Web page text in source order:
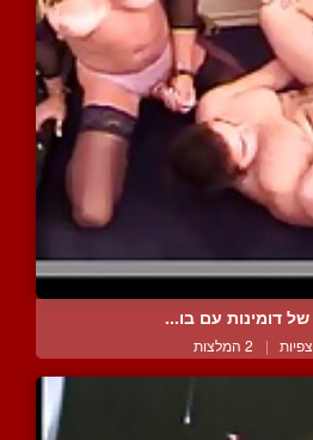
דומינות עם בו...
| 2 המלצות